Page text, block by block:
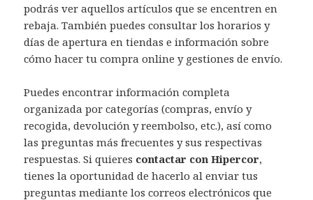
podrás ver aquellos artículos que se encentren en
rebaja. También puedes consultar los horarios y
días de apertura en tiendas e información sobre
cómo hacer tu compra online y gestiones de envío.
Puedes encontrar información completa
organizada por categorías (compras, envío y
recogida, devolución y reembolso, etc.), así como
las preguntas más frecuentes y sus respectivas
respuestas. Si quieres contactar con Hipercor,
tienes la oportunidad de hacerlo al enviar tus
preguntas mediante los correos electrónicos que